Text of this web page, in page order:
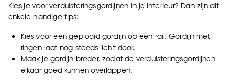
Kies je voor verduisteringsgordijnen in je interieur? Dan zijn dit
enkele handige tips:
Kies voor een geplooid gordijn op een rail. Gordijn met
ringen laat nog steeds licht door.
Maak je gordijn breder, zodat de verduisteringsgordijnen
elkaar goed kunnen overlappen.